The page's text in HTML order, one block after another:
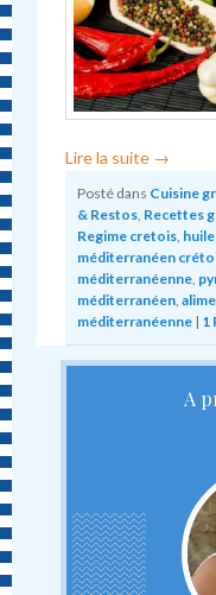
Lire la suite →
Posté dans Cuisine
& Restos, Recettes
Regime cretois,
méditerranéen
méditerranéenne,
méditerranéen,
méditerranéenne | 1
A